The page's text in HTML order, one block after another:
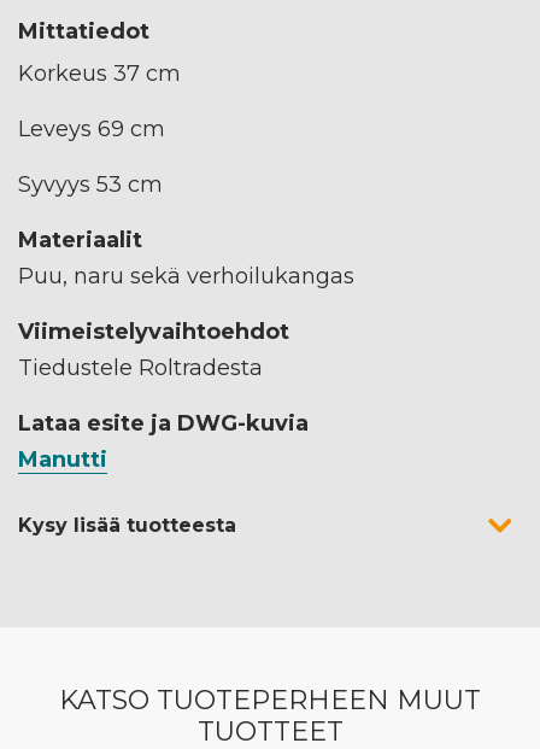
Mittatiedot
Korkeus 37 cm
Leveys 69 cm
Syvyys 53 cm
Materiaalit
Puu, naru sekä verhoilukangas
Viimeistelyvaihtoehdot
Tiedustele Roltradesta
Lataa esite ja DWG-kuvia
Manutti
Kysy lisää tuotteesta
KATSO TUOTEPERHEEN MUUT
TUOTTEET